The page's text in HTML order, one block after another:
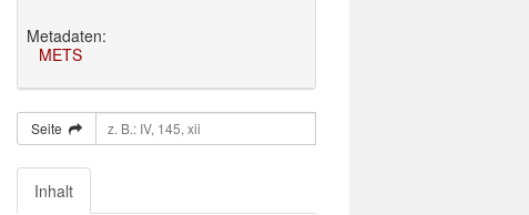
Metadaten:
METS
Seite
Inhalt